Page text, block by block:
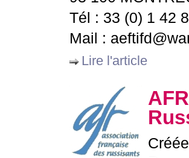
Tél : 33 (0) 1 42
Mail :
Lire l'article
AFR